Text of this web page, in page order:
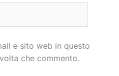
e sito web in questo
che commento.